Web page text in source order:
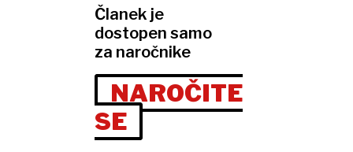
Članek je
dostopen samo
za naročnike
NAROČITE
SE